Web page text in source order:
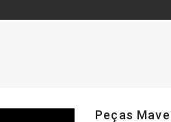
Peças